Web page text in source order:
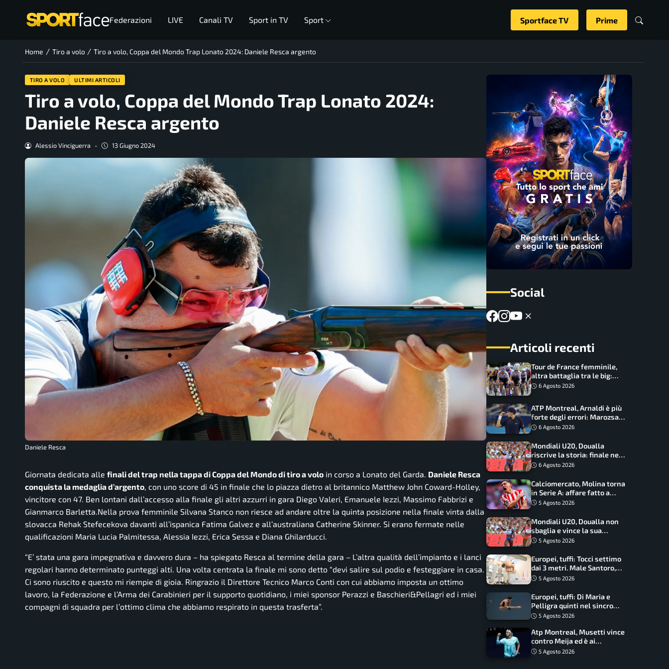
Federazioni LIVE Canali TV Sport in TV Sport Sportface TV Prime
Home / Tiro a volo / Tiro a volo, Coppa del Mondo Trap Lonato 2024: Daniele Resca argento
TIRO A VOLO ULTIMI ARTICOLI
Tiro a volo, Coppa del Mondo Trap Lonato 2024:
Daniele Resca argento
Alessio Vinciguerra - 13 Giugno 2024
Daniele Resca
Giornata dedicata alle finali del trap nella tappa di Coppa del Mondo di tiro a volo in corso a Lonato del Garda. Daniele Resca
conquista la medaglia d’argento, con uno score di 45 in finale che lo piazza dietro al britannico Matthew John Coward-Holley,
vincitore con 47. Ben lontani dall’accesso alla finale gli altri azzurri in gara Diego Valeri, Emanuele Iezzi, Massimo Fabbrizi e
Gianmarco Barletta.Nella prova femminile Silvana Stanco non riesce ad andare oltre la quinta posizione nella finale vinta dalla
slovacca Rehak Stefecekova davanti all’ispanica Fatima Galvez e all’australiana Catherine Skinner. Si erano fermate nelle
qualificazioni Maria Lucia Palmitessa, Alessia Iezzi, Erica Sessa e Diana Ghilarducci.
“E’ stata una gara impegnativa e davvero dura – ha spiegato Resca al termine della gara – L’altra qualità dell’impianto e i lanci
regolari hanno determinato punteggi alti. Una volta centrata la finale mi sono detto “devi salire sul podio e festeggiare in casa.
Ci sono riuscito e questo mi riempie di gioia. Ringrazio il Direttore Tecnico Marco Conti con cui abbiamo imposta un ottimo
lavoro, la Federazione e l’Arma dei Carabinieri per il supporto quotidiano, i miei sponsor Perazzi e Baschieri&Pellagri ed i miei
compagni di squadra per l’ottimo clima che abbiamo respirato in questa trasferta”.
Social
Articoli recenti
Tour de France femminile,
altra battaglia tra le big:
Longo Borghini sogna il
colpo
6 Agosto 2026
ATP Montreal, Arnaldi è più
forte degli errori: Marozsan
piegato dopo oltre due ore
6 Agosto 2026
Mondiali U20, Doualla
riscrive la storia: finale nei
100 metri dopo trent’anni
6 Agosto 2026
Calciomercato, Molina torna
in Serie A: affare fatto a
cifre sorprendenti
5 Agosto 2026
Mondiali U20, Doualla non
sbaglia e vince la sua
batteria sui 100 metri:
5 Agosto 2026
Europei, tuffi: Tocci settimo
dai 3 metri. Male Santoro,
Wesemann si prende l’oro
5 Agosto 2026
Europei, tuffi: Di Maria e
Pelligra quinti nel sincro
misto. Oro all’Ucraina
5 Agosto 2026
Atp Montreal, Musetti vince
contro Meija ed è ai
sedicesimi
5 Agosto 2026